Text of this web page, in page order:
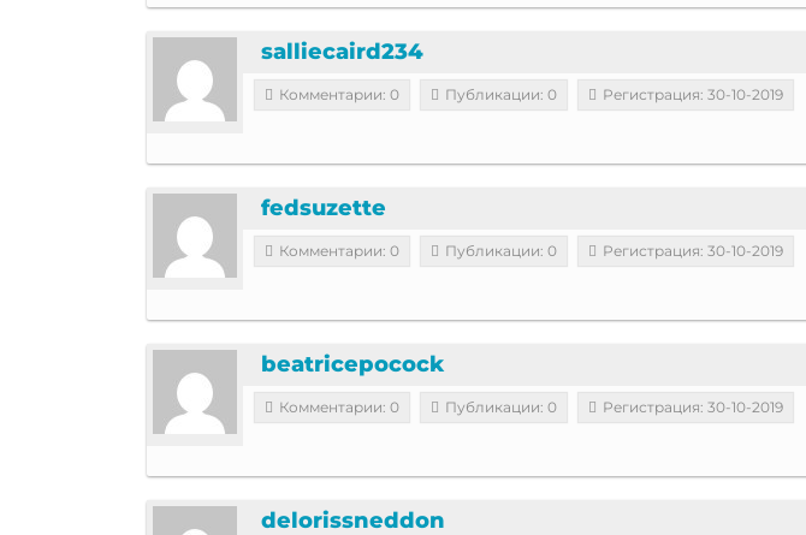
salliecaird234
Комментарии: 0 Публикации: 0 Регистрация: 30-10-2019
fedsuzette
Комментарии: 0 Публикации: 0 Регистрация: 30-10-2019
beatricepocock
Комментарии: 0 Публикации: 0 Регистрация: 30-10-2019
delorissneddon